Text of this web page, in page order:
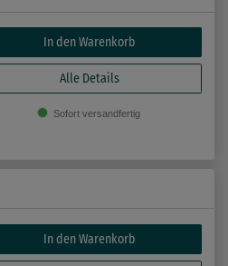
In den Warenkorb
Alle Details
Sofort versandfertig
In den Warenkorb